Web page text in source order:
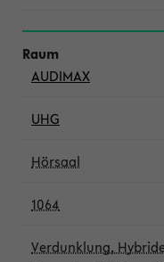
AUDIMAX
UHG
Hörsaal
1064
Verdunklung,